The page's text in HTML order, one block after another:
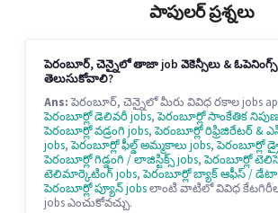
పాపులర్ ప్రశ్నలు
పెరంబూర్, చెన్నైలో తాజా job వెకెన్సీలు &
తెలుసుకోవాలి?
Ans:పెరంబూర్, చెన్నైలో మీరు వివిధ రకాల jobs
పెరంబూర్లో డెలివరీ jobs,పెరంబూర్లో సాంకేతిక
పెరంబూర్లో వడ్రంగి jobs,పెరంబూర్లో రిఫ్రిజిరేటర్ &
jobs,పెరంబూర్లో ఫీల్డ్ అమ్మకాలు jobs,పెరంబూర్లో
పెరంబూర్లో గిడ్డంగి / లాజిస్టిక్స్ jobs,పెరంబూర్లో
టెలిమార్కెటింగ్ jobs,పెరంబూర్లో బ్యాక్ ఆఫీస్ / డేటా
పెరంబూర్లో ప్యూన్ jobsలాంటి వాటిలో వివిధ కేటగిరీల
jobs ఎంచుకోవచ్చు.